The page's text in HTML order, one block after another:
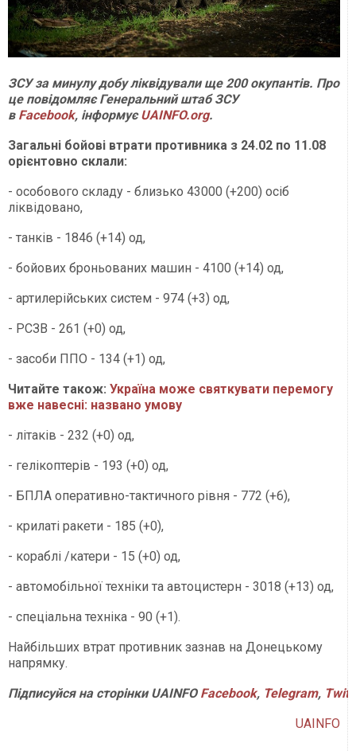
ЗСУ за минулу добу ліквідували ще 200 окупантів. Про
це повідомляє Генеральний штаб ЗСУ
вFacebook, інформуєUAINFO.org.
Загальні бойові втрати противника з 24.02 по 11.08
орієнтовно склали:
- особового складу - близько 43000 (+200) осіб
ліквідовано,
- танків - 1846 (+14) од,
- бойових броньованих машин - 4100 (+14) од,
- артилерійських систем - 974 (+3) од,
- РСЗВ - 261 (+0) од,
- засоби ППО - 134 (+1) од,
Читайте також: Україна може святкувати перемогу
вже навесні: названо умову
- літаків - 232 (+0) од,
- гелікоптерів - 193 (+0) од,
- БПЛА оперативно-тактичного рівня - 772 (+6),
- крилаті ракети - 185 (+0),
- кораблі /катери - 15 (+0) од,
- автомобільної техніки та автоцистерн - 3018 (+13) од,
- спеціальна техніка - 90 (+1).
Найбільших втрат противник зазнав на Донецькому
напрямку.
Підписуйся на сторінки UAINFO Facebook, Telegram,
UAINFO